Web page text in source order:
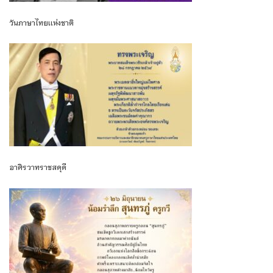
วันภาษาไทยเเห่งชาติ
อาศิรวาทราชสดุดี